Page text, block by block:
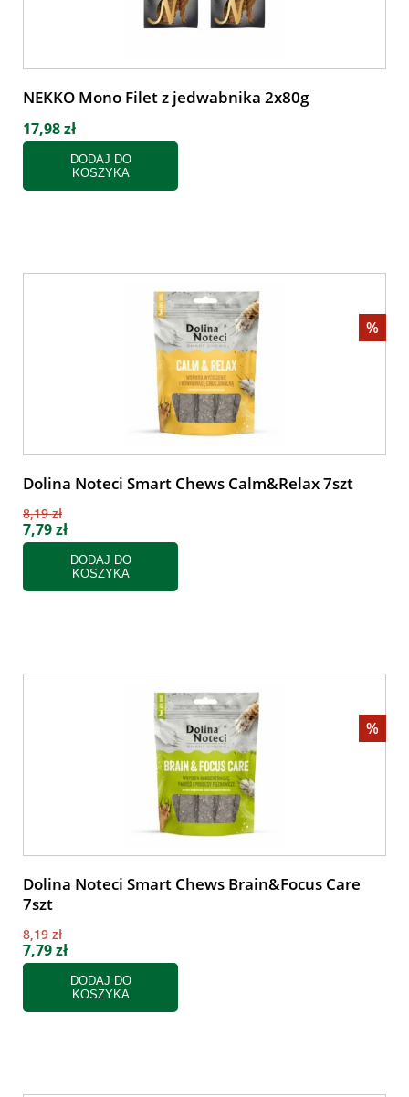
NEKKO Mono Filet z jedwabnika 2x80g
17,98 zł
DODAJ DO
KOSZYKA
%
Dolina Noteci Smart Chews Calm&Relax 7szt
8,19 zł
7,79 zł
DODAJ DO
KOSZYKA
%
Dolina Noteci Smart Chews Brain&Focus Care
7szt
8,19 zł
7,79 zł
DODAJ DO
KOSZYKA